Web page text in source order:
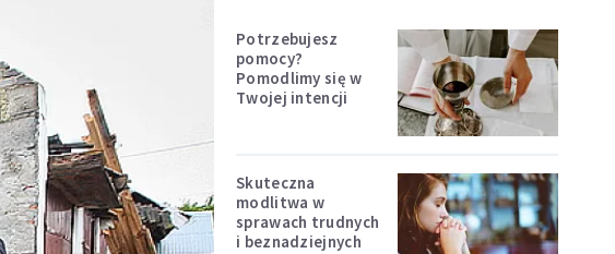
Potrzebujesz
pomocy?
Pomodlimy się w
Twojej intencji
Skuteczna
modlitwa w
sprawach trudnych
i beznadziejnych